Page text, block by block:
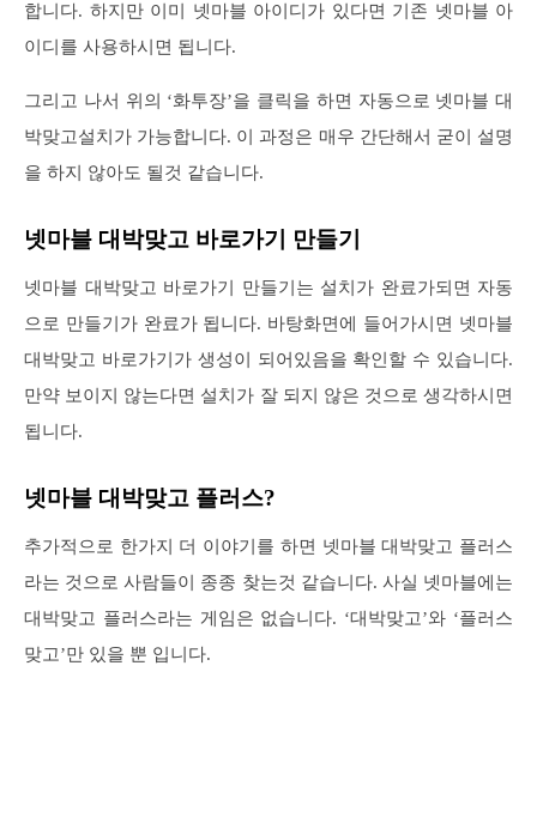
합니다. 하지만 이미 넷마블 아이디가 있다면 기존 넷마블 아
이디를 사용하시면 됩니다.
그리고 나서 위의 ‘화투장’을 클릭을 하면 자동으로 넷마블 대
박맞고설치가 가능합니다. 이 과정은 매우 간단해서 굳이 설명
을 하지 않아도 될것 같습니다.
넷마블 대박맞고 바로가기 만들기
넷마블 대박맞고 바로가기 만들기는 설치가 완료가되면 자동
으로 만들기가 완료가 됩니다. 바탕화면에 들어가시면 넷마블
대박맞고 바로가기가 생성이 되어있음을 확인할 수 있습니다.
만약 보이지 않는다면 설치가 잘 되지 않은 것으로 생각하시면
됩니다.
넷마블 대박맞고 플러스?
추가적으로 한가지 더 이야기를 하면 넷마블 대박맞고 플러스
라는 것으로 사람들이 종종 찾는것 같습니다. 사실 넷마블에는
대박맞고 플러스라는 게임은 없습니다. ‘대박맞고’와 ‘플러스
맞고’만 있을 뿐 입니다.